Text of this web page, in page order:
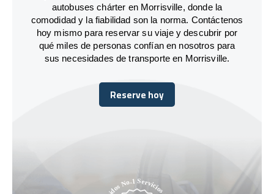
autobuses chárter en Morrisville, donde la
comodidad y la fiabilidad son la norma. Contáctenos
hoy mismo para reservar su viaje y descubrir por
qué miles de personas confían en nosotros para
sus necesidades de transporte en Morrisville.
Reserve hoy
Reserve hoy